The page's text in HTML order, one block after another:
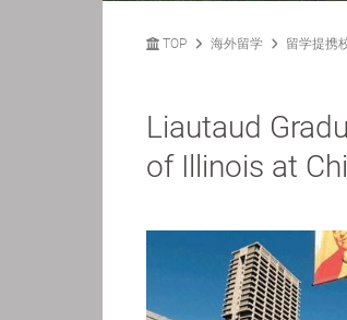
TOP 海外留学 留学提携
Liautaud
of Illinois at